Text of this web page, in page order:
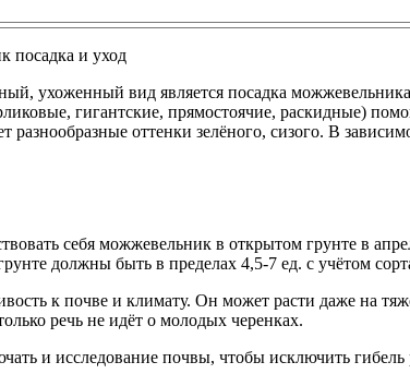
ухоженный вид является посадка
гигантские, прямостоячие, раскидные)
оттенки зелёного, сизого. В
себя можжевельник в открытом грунте в
должны быть в пределах 4,5-7 ед. с учётом
к почве и климату. Он может расти даже на
речь не идёт о молодых черенках.
и исследование почвы, чтобы исключить гибель